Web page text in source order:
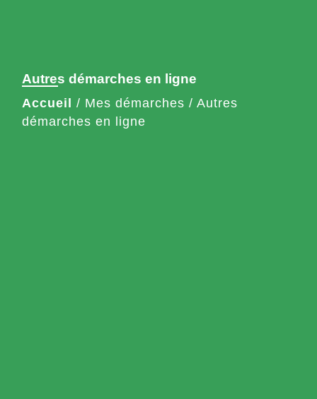
Autres démarches en ligne
Accueil / Mes démarches / Autres
démarches en ligne